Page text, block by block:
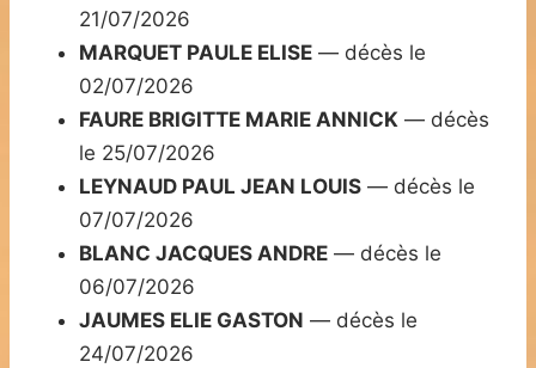
21/07/2026
MARQUET PAULE ELISE — décès le
02/07/2026
FAURE BRIGITTE MARIE ANNICK — décès
le 25/07/2026
LEYNAUD PAUL JEAN LOUIS — décès le
07/07/2026
BLANC JACQUES ANDRE — décès le
06/07/2026
JAUMES ELIE GASTON — décès le
24/07/2026